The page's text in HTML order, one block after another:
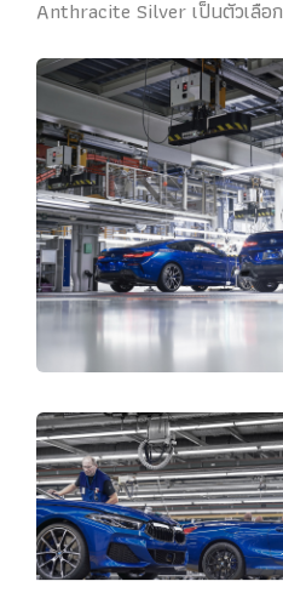
Anthracite Silver เป็นตัวเลือก